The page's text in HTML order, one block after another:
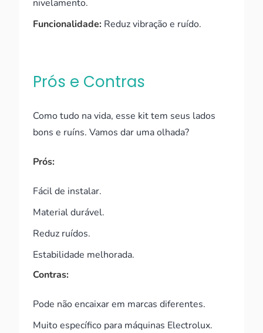
nivelamento.
Funcionalidade: Reduz vibração e ruído.
Prós e Contras
Como tudo na vida, esse kit tem seus lados
bons e ruíns. Vamos dar uma olhada?
Prós:
Fácil de instalar.
Material durável.
Reduz ruídos.
Estabilidade melhorada.
Contras:
Pode não encaixar em marcas diferentes.
Muito específico para máquinas Electrolux.